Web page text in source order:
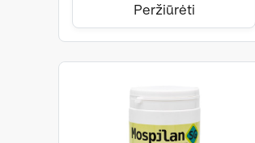
Peržiūrėti